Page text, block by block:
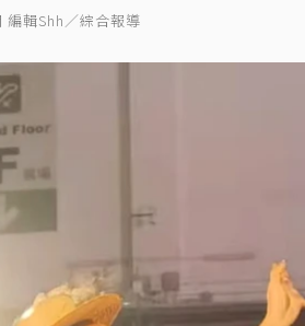
編輯Shh／綜合報導